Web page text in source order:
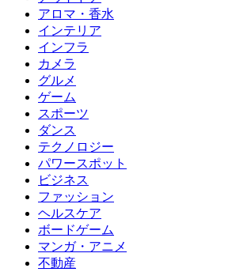
アロマ・香水
インテリア
インフラ
カメラ
グルメ
ゲーム
スポーツ
ダンス
テクノロジー
パワースポット
ビジネス
ファッション
ヘルスケア
ボードゲーム
マンガ・アニメ
不動産